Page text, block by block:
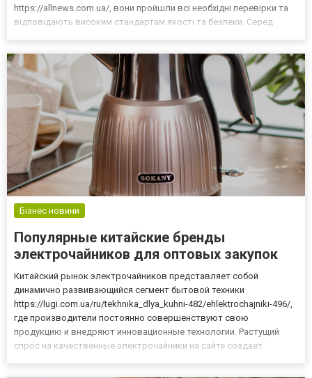
https://allnews.com.ua/, вони пройшли всі необхідні перевірки та
відповідають високим стандартам якості та безпеки. Серед
Бізнес новини
Популярные китайские бренды
электрочайников для оптовых закупок
Китайский рынок электрочайников представляет собой
динамично развивающийся сегмент бытовой техники
https://lugi.com.ua/ru/tekhnika_dlya_kuhni-482/ehlektrochajniki-496/,
где производители постоянно совершенствуют свою
продукцию и внедряют инновационные технологии. Растущий
спрос на качественные электрочайники на сайте создает